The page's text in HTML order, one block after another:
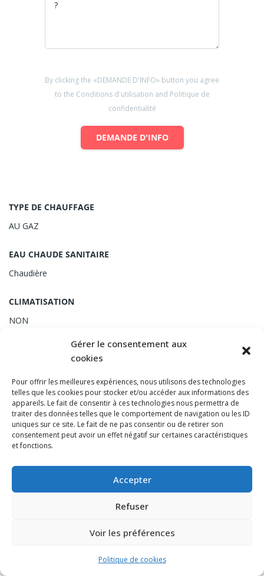
Gérer le consentement aux
cookies
Pour offrir les meilleures expériences, nous utilisons des technologies
telles que les cookies pour stocker et/ou accéder aux informations des
appareils. Le fait de consentir à ces technologies nous permettra de
traiter des données telles que le comportement de navigation ou les ID
uniques sur ce site. Le fait de ne pas consentir ou de retirer son
consentement peut avoir un effet négatif sur certaines caractéristiques
et fonctions.
Accepter
Refuser
Voir les préférences
Politique de cookies
By clicking the «DEMANDE D'INFO» button you agree
to the Conditions d'utilisation and Politique de
confidentialité
DEMANDE D'INFO
TYPE DE CHAUFFAGE
AU GAZ
EAU CHAUDE SANITAIRE
Chaudière
CLIMATISATION
NON
INTERNET
Fibre
DETECTION INCENDIE